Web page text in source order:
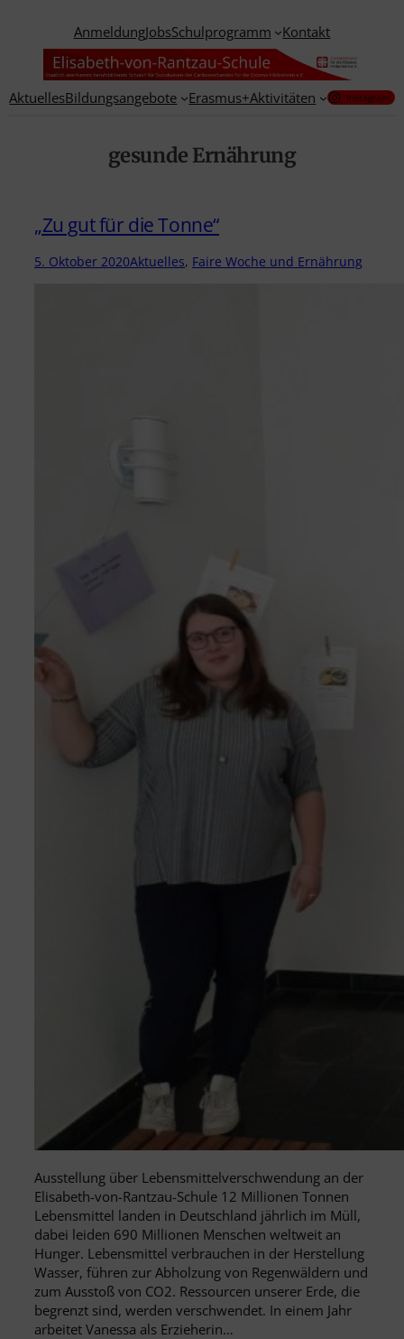
springen
AnmeldungJobsSchulprogramm Kontakt
AktuellesBildungsangebote Erasmus+Aktivitäten Instagram
gesunde Ernährung
„Zu gut für die Tonne“
5. Oktober 2020Aktuelles, Faire Woche und Ernährung
Ausstellung über Lebensmittelverschwendung an der
Elisabeth-von-Rantzau-Schule 12 Millionen Tonnen
Lebensmittel landen in Deutschland jährlich im Müll,
dabei leiden 690 Millionen Menschen weltweit an
Hunger. Lebensmittel verbrauchen in der Herstellung
Wasser, führen zur Abholzung von Regenwäldern und
zum Ausstoß von CO2. Ressourcen unserer Erde, die
begrenzt sind, werden verschwendet. In einem Jahr
arbeitet Vanessa als Erzieherin…